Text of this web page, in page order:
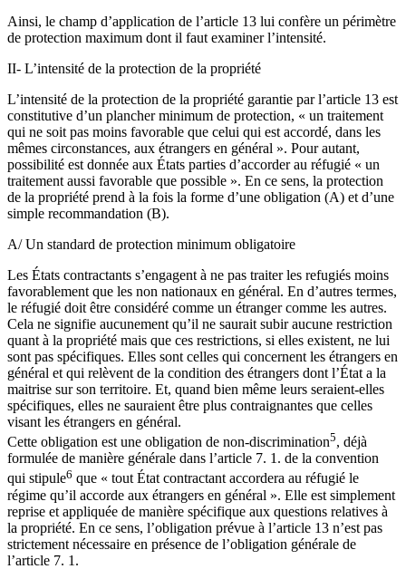
Ainsi, le champ d’application de l’article 13 lui confère un périmètre
de protection maximum dont il faut examiner l’intensité.
II- L’intensité de la protection de la propriété
L’intensité de la protection de la propriété garantie par l’article 13 est
constitutive d’un plancher minimum de protection, « un traitement
qui ne soit pas moins favorable que celui qui est accordé, dans les
mêmes circonstances, aux étrangers en général ». Pour autant,
possibilité est donnée aux États parties d’accorder au réfugié « un
traitement aussi favorable que possible ». En ce sens, la protection
de la propriété prend à la fois la forme d’une obligation (A) et d’une
simple recommandation (B).
A/ Un standard de protection minimum obligatoire
Les États contractants s’engagent à ne pas traiter les refugiés moins
favorablement que les non nationaux en général. En d’autres termes,
le réfugié doit être considéré comme un étranger comme les autres.
Cela ne signifie aucunement qu’il ne saurait subir aucune restriction
quant à la propriété mais que ces restrictions, si elles existent, ne lui
sont pas spécifiques. Elles sont celles qui concernent les étrangers en
général et qui relèvent de la condition des étrangers dont l’État a la
maitrise sur son territoire. Et, quand bien même leurs seraient-elles
spécifiques, elles ne sauraient être plus contraignantes que celles
visant les étrangers en général.
Cette obligation est une obligation de non-discrimination5, déjà
formulée de manière générale dans l’article 7. 1. de la convention
qui stipule6 que « tout État contractant accordera au réfugié le
régime qu’il accorde aux étrangers en général ». Elle est simplement
reprise et appliquée de manière spécifique aux questions relatives à
la propriété. En ce sens, l’obligation prévue à l’article 13 n’est pas
strictement nécessaire en présence de l’obligation générale de
l’article 7. 1.